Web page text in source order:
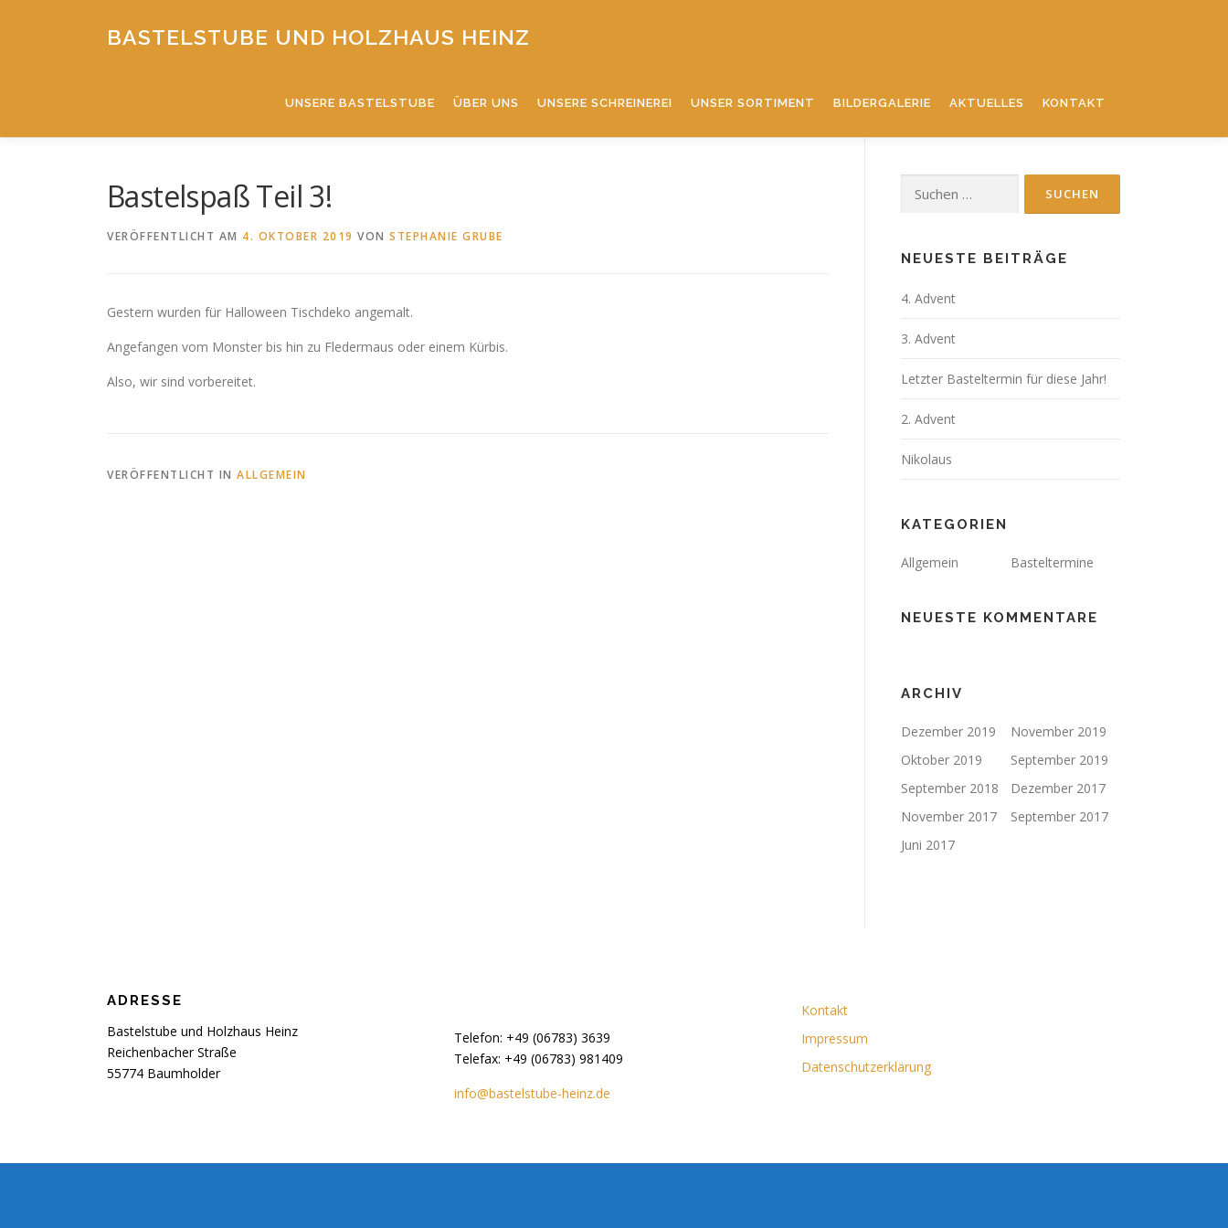
BASTELSTUBE UND HOLZHAUS HEINZ
UNSERE BASTELSTUBE ÜBER UNS UNSERE SCHREINEREI UNSER SORTIMENT BILDERGALERIE AKTUELLES KONTAKT
Bastelspaß Teil 3!
VERÖFFENTLICHT AM 4. OKTOBER 2019 VON STEPHANIE GRUBE
Gestern wurden für Halloween Tischdeko angemalt.
Angefangen vom Monster bis hin zu Fledermaus oder einem Kürbis.
Also, wir sind vorbereitet.
VERÖFFENTLICHT IN ALLGEMEIN
nach:
NEUESTE BEITRÄGE
4. Advent
3. Advent
Letzter Basteltermin für diese Jahr!
2. Advent
Nikolaus
KATEGORIEN
Allgemein Basteltermine
NEUESTE KOMMENTARE
ARCHIV
Dezember 2019
November 2019
Oktober 2019
September 2019
September 2018
Dezember 2017
November 2017
September 2017
Juni 2017
ADRESSE
Bastelstube und Holzhaus Heinz
Reichenbacher Straße
55774 Baumholder
Telefon: +49 (06783) 3639
Telefax: +49 (06783) 981409
info@bastelstube-heinz.de
Kontakt
Impressum
Datenschutzerklärung